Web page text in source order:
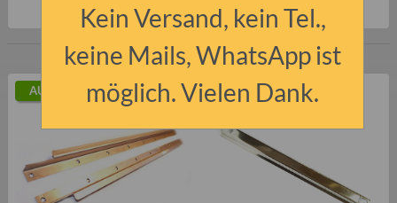
Artikel 1 - 7 von 7
AUF LAGER AUF LAGER
Kein Versand, kein Tel.,
keine Mails, WhatsApp ist
möglich. Vielen Dank.